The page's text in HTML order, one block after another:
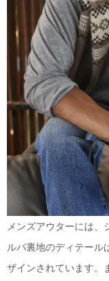
メンズアウターには、
ルパ裏地のディテール
ザインされています。